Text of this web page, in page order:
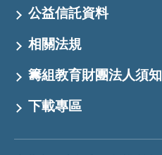
公益信託資料
相關法規
籌組教育財團法人須知
下載專區